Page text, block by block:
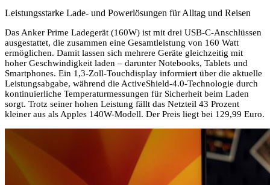
Leistungsstarke Lade- und Powerlösungen für Alltag und Reisen
Das Anker Prime Ladegerät (160W) ist mit drei USB-C-Anschlüssen
ausgestattet, die zusammen eine Gesamtleistung von 160 Watt
ermöglichen. Damit lassen sich mehrere Geräte gleichzeitig mit
hoher Geschwindigkeit laden – darunter Notebooks, Tablets und
Smartphones. Ein 1,3-Zoll-Touchdisplay informiert über die aktuelle
Leistungsabgabe, während die ActiveShield-4.0-Technologie durch
kontinuierliche Temperaturmessungen für Sicherheit beim Laden
sorgt. Trotz seiner hohen Leistung fällt das Netzteil 43 Prozent
kleiner aus als Apples 140W-Modell. Der Preis liegt bei 129,99 Euro.